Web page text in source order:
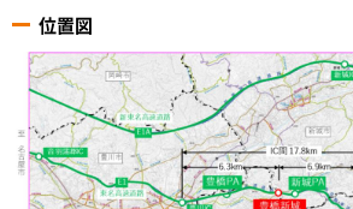
位置図